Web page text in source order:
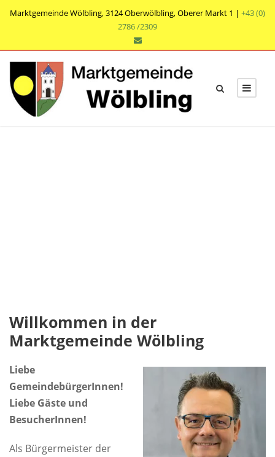
Marktgemeinde Wölbling, 3124 Oberwölbling, Oberer Markt 1 | +43 (0)
2786 /2309
Willkommen in der
Marktgemeinde Wölbling
Liebe
GemeindebürgerInnen!
Liebe Gäste und
BesucherInnen!
Als Bürgermeister der